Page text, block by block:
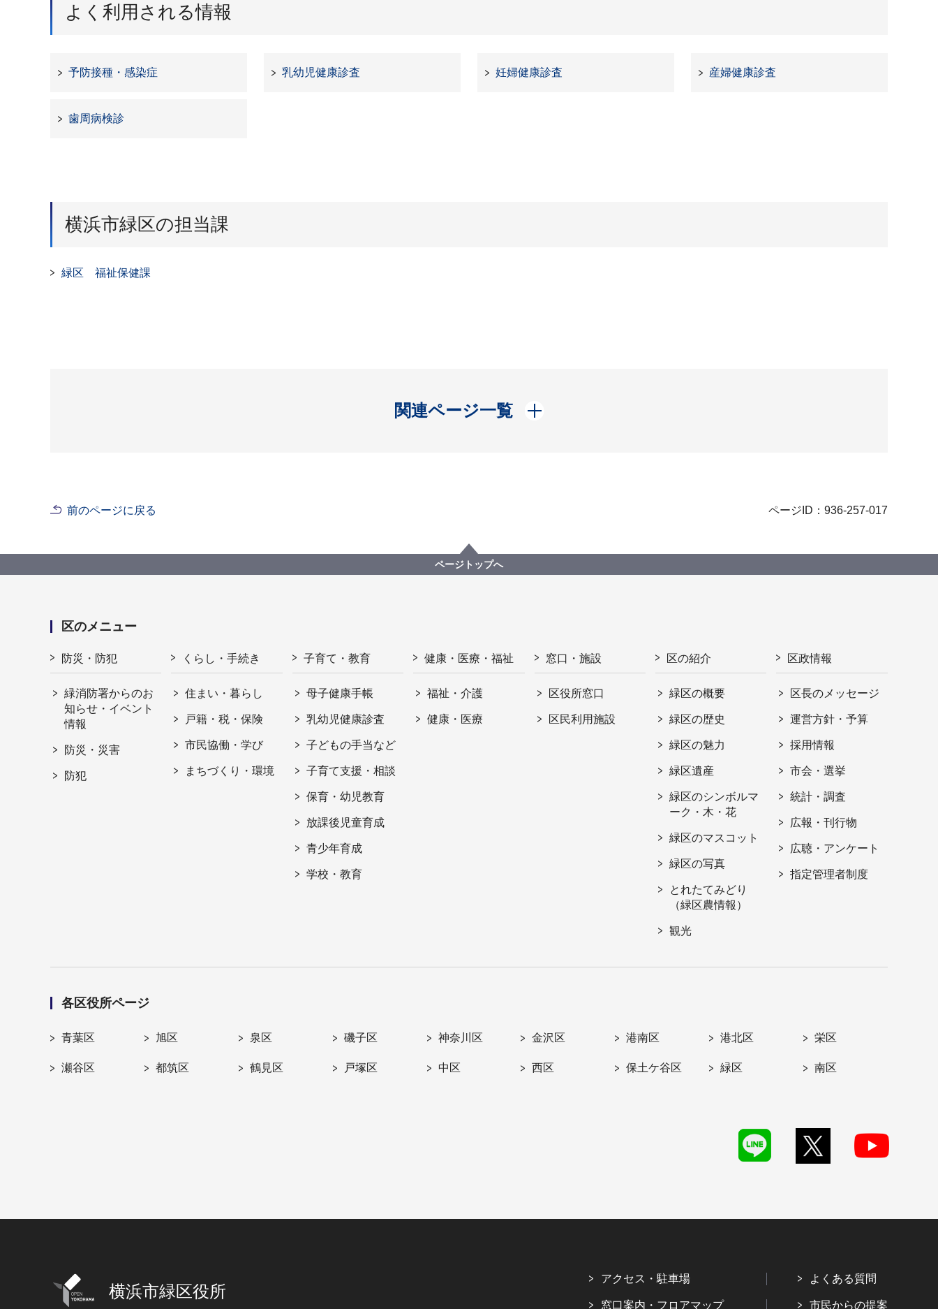
よく利用される情報
予防接種・感染症 乳幼児健康診査 妊婦健康診査 産婦健康診査
歯周病検診
横浜市緑区の担当課
緑区 福祉保健課
関連ページ一覧
開く
前のページに戻る ページID：936-257-017
ページトップへ
区のメニュー
防災・防犯
緑消防署からのお
知らせ・イベント
情報
防災・災害
防犯
くらし・手続き
住まい・暮らし
戸籍・税・保険
市民協働・学び
まちづくり・環境
子育て・教育
母子健康手帳
乳幼児健康診査
子どもの手当など
子育て支援・相談
保育・幼児教育
放課後児童育成
青少年育成
学校・教育
健康・医療・福祉
福祉・介護
健康・医療
窓口・施設
区役所窓口
区民利用施設
区の紹介
緑区の概要
緑区の歴史
緑区の魅力
緑区遺産
緑区のシンボルマ
ーク・木・花
緑区のマスコット
緑区の写真
とれたてみどり
（緑区農情報）
観光
区政情報
区長のメッセージ
運営方針・予算
採用情報
市会・選挙
統計・調査
広報・刊行物
広聴・アンケート
指定管理者制度
各区役所ページ
青葉区 旭区 泉区 磯子区 神奈川区 金沢区 港南区 港北区 栄区
瀬谷区 都筑区 鶴見区 戸塚区 中区 西区 保土ケ谷区 緑区 南区
横浜市緑区役所
アクセス・駐車場
窓口案内・フロアマップ
よくある質問
市民からの提案